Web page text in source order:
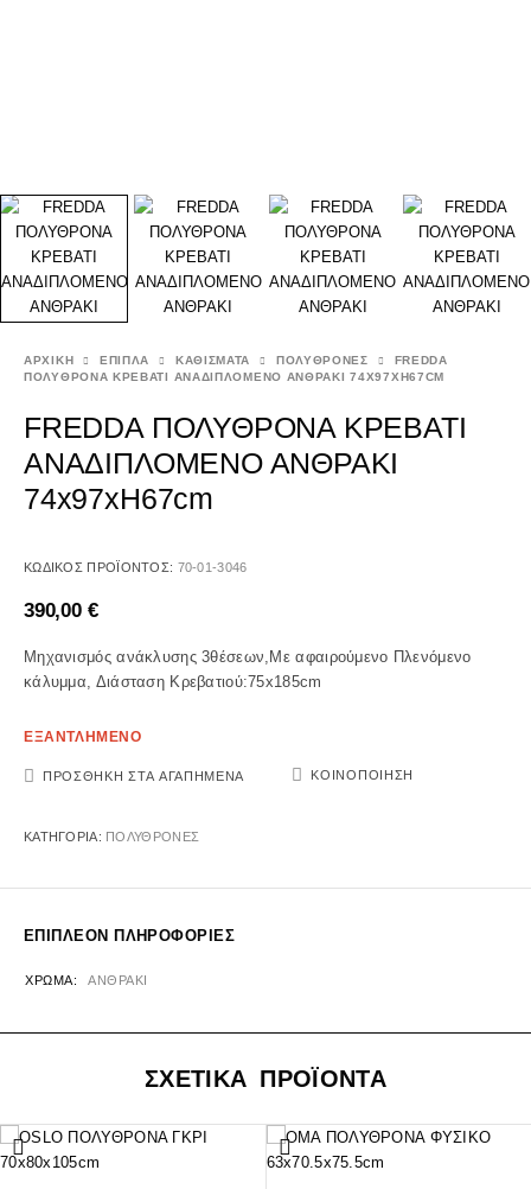
ΑΡΧΙΚΉ ΕΠΙΠΛΑ ΚΑΘΙΣΜΑΤΑ ΠΟΛΥΘΡΟΝΕΣ
FREDDA
ΠΟΛΥΘΡΟΝΑ ΚΡΕΒΑΤΙ ΑΝΑΔΙΠΛΟΜΕΝΟ ΑΝΘΡΑΚΙ 74X97XH67CM
FREDDA ΠΟΛΥΘΡΟΝΑ ΚΡΕΒΑΤΙ
ΑΝΑΔΙΠΛΟΜΕΝΟ ΑΝΘΡΑΚΙ
74x97xH67cm
ΚΩΔΙΚΌΣ ΠΡΟΪΌΝΤΟΣ: 70-01-3046
390,00 €
Μηχανισμός ανάκλυσης 3θέσεων,Με αφαιρούμενο Πλενόμενο
κάλυμμα, Διάσταση Κρεβατιού:75x185cm
ΕΞΑΝΤΛΗΜΕΝΟ
ΠΡΟΣΘΉΚΗ ΣΤΑ ΑΓΑΠΗΜΈΝΑ ΚΟΙΝΟΠΟΊΗΣΗ
ΚΑΤΗΓΟΡΊΑ: ΠΟΛΥΘΡΟΝΕΣ
ΕΠΙΠΛΈΟΝ ΠΛΗΡΟΦΟΡΊΕΣ
ΧΡΏΜΑ ΑΝΘΡΑΚΙ
ΣΧΕΤΙΚΑ ΠΡΟΪΟΝΤΑ